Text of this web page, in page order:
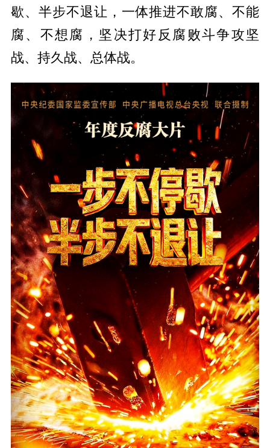
歇、半步不退让，一体推进不敢腐、不能
腐、不想腐，坚决打好反腐败斗争攻坚
战、持久战、总体战。